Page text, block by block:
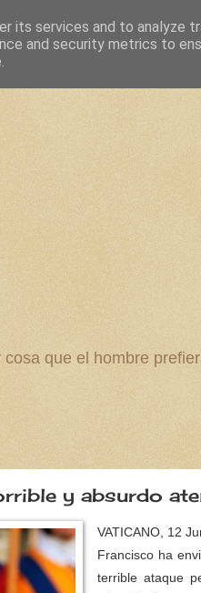
que el hombre
y absurdo
VATICANO, 12
Francisco ha
terrible ataque
its services and to analyze
and security metrics to